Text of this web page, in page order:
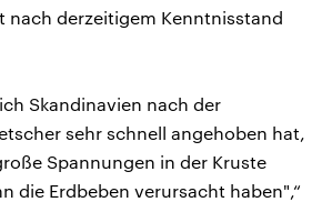
nach derzeitigem Kenntnisstand
Skandinavien nach der
sehr schnell angehoben hat,
Spannungen in der Kruste
die Erdbeben verursacht haben",“